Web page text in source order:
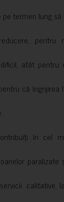
termen lung
pentru
atât pentru
că îngrijirea
în cel
paralizate
calitative